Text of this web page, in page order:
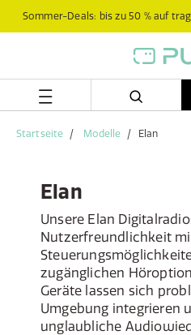
Inhalt
Navigationsmenü
Sommer-Deals: bis zu 50 % auf
Startseite Modelle Elan
Elan
Unsere Elan
Nutzerfreundlichkeit
zugänglichen
Geräte lassen sich
Umgebung integrieren
unglaubliche